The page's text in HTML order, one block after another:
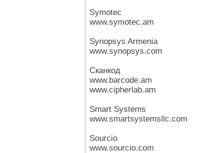
Symotec
www.symotec.am
Synopsys Armenia
www.synopsys.com
Сканкод
www.barcode.am
www.cipherlab.am
Smart Systems
www.smartsystemsllc.com
Sourcio
www.sourcio.com